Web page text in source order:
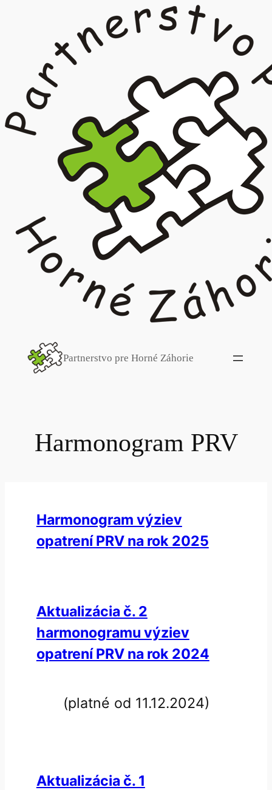
Partnerstvo pre Horné Záhorie
Harmonogram PRV
Harmonogram výziev
opatrení PRV na rok 2025
Aktualizácia č. 2
harmonogramu výziev
opatrení PRV na rok 2024
(platné od 11.12.2024)
Aktualizácia č. 1